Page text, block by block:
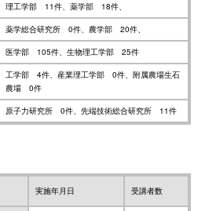
理工学部 11件、薬学部 18件、
薬学総合研究所 0件、農学部 20件、
医学部 105件、生物理工学部 25件
工学部 4件、産業理工学部 0件、附属農場生石
農場 0件
原子力研究所 0件、先端技術総合研究所 11件
実施年月日 受講者数